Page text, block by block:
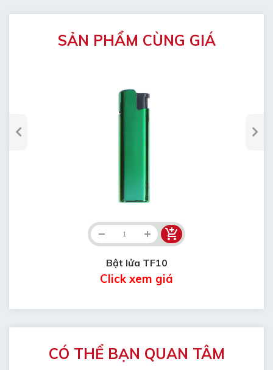
SẢN PHẨM CÙNG GIÁ
Bật lửa TF10
Click xem giá
CÓ THỂ BẠN QUAN TÂM